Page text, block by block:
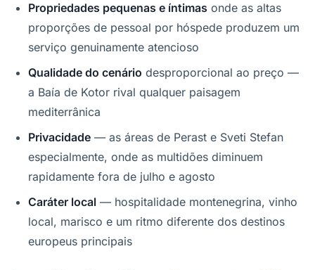
Propriedades pequenas e íntimas onde as altas
proporções de pessoal por hóspede produzem um
serviço genuinamente atencioso
Qualidade do cenário desproporcional ao preço —
a Baía de Kotor rival qualquer paisagem
mediterrânica
Privacidade — as áreas de Perast e Sveti Stefan
especialmente, onde as multidões diminuem
rapidamente fora de julho e agosto
Caráter local — hospitalidade montenegrina, vinho
local, marisco e um ritmo diferente dos destinos
europeus principais